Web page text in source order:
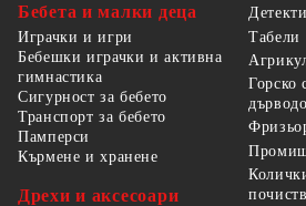
Бебета и малки деца
Играчки и игри
Бебешки играчки и активна
гимнастика
Сигурност за бебето
Транспорт за бебето
Памперси
Кърмене и хранене
Дрехи и аксесоари
Табели
Горско